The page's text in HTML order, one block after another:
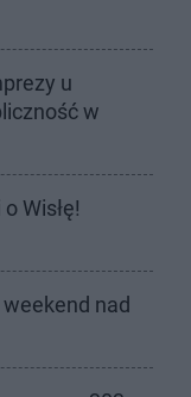
u
w
Wisłę!
nad